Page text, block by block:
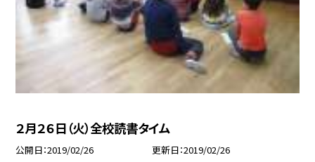
２月２６日（火）全校読書タイム
公開日 2019/02/26 更新日 2019/02/26